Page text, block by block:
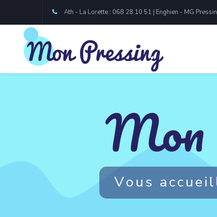
Ath - La Lorette : 068 28 10 51 | Enghien - MG
Mon
Vou s accueil